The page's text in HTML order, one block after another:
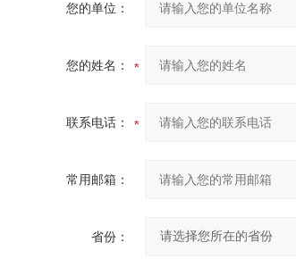
您的单位：
您的姓名：
联系电话：
常用邮箱：
省份：